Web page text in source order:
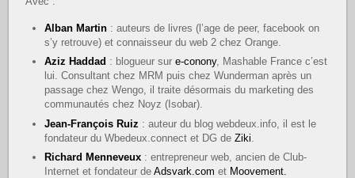
Alban Martin : auteurs de livres (l’age de peer, facebook on
s’y retrouve) et connaisseur du web 2 chez Orange.
Aziz Haddad : blogueur sure-conony, Mashable France c’est
lui. Consultant chez MRM puis chez Wunderman après un
passage chez Wengo, il traite désormais du marketing des
communautés chez Noyz (Isobar).
Jean-François Ruiz : auteur du blog webdeux.info, il est le
fondateur du Wbedeux.connect et DG deZiki
Richard Menneveux : entrepreneur web, ancien de Club-
Internet et fondateur deAdsvark.com et Moovement.